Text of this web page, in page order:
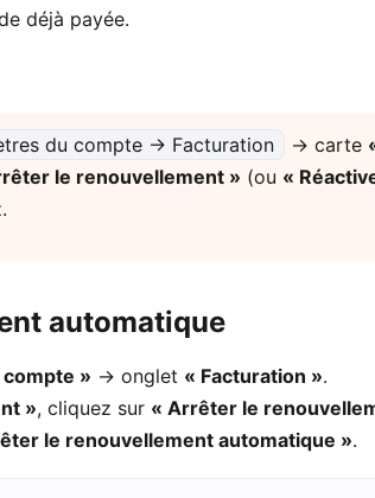
déjà payée.
du compte → Facturation → carte
le renouvellement » (ou «
automatique
» → onglet « Facturation ».
», cliquez sur « Arrêter le
le renouvellement automatique ».